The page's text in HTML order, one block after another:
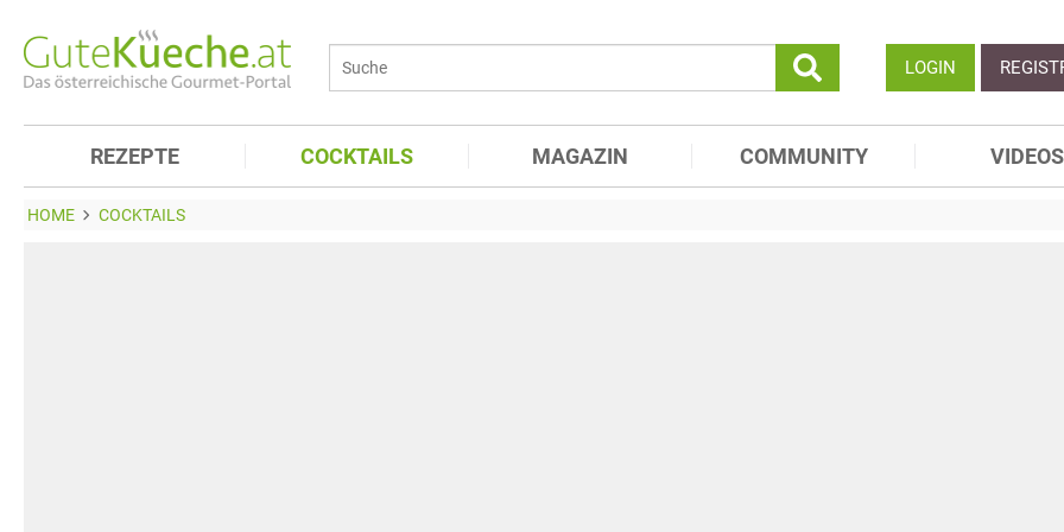
LOGIN
REZEPTE COCKTAILS MAGAZIN COMMUNITY VIDEOS
HOME COCKTAILS